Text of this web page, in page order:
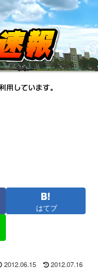
はてブ
2012.06.15 2012.07.16